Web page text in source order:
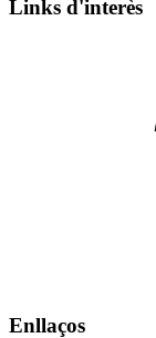
Links d'interès
Enllaços